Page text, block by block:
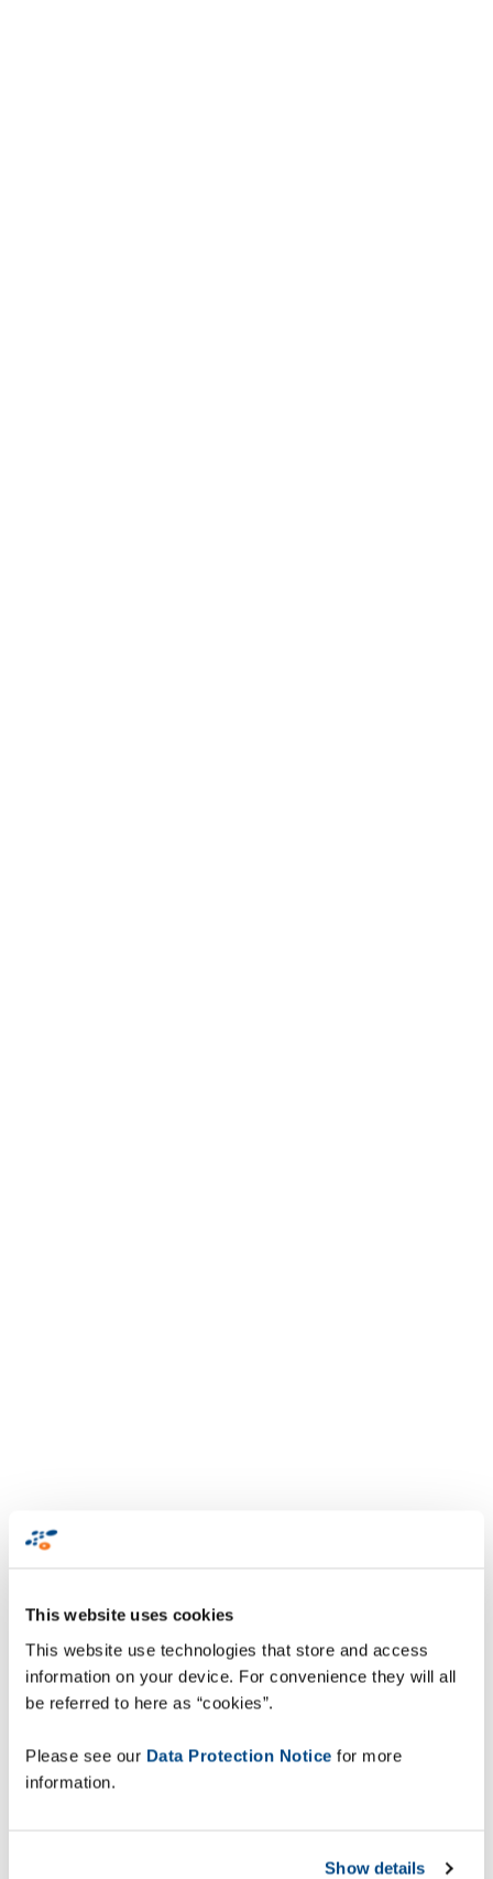
This website uses cookies
This website use technologies that store and access
information on your device. For convenience they will all
be referred to here as “cookies”.
Please see our Data Protection Notice for more
information.
Show details